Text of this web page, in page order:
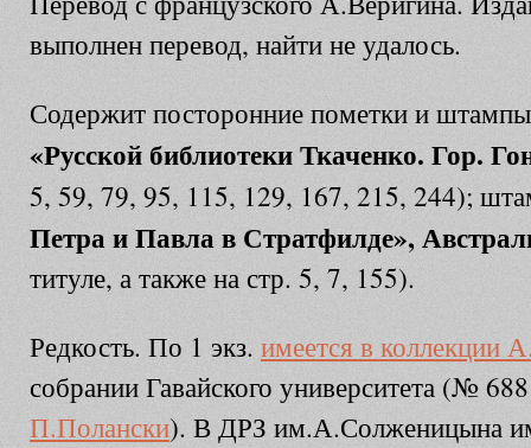
выполнен перевод, найти не удалось.
Содержит посторонние пометки и
«Русской библиотеки Ткаченко. Гор.
5, 59, 79, 95, 115, 129, 167, 215, 244);
Петра и Павла в Стратфилде»,
титуле, а также на стр. 5, 7, 155).
Редкость. По 1 экз. имеется в коллекции
собрании Гавайского университета (№
П.Полански). В ДРЗ им.А.Солженицына